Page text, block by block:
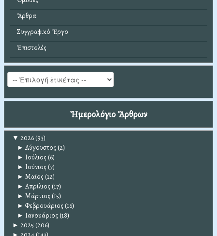
Ἄρθρα
Συγγραφικό Ἔργο
Ἐπιστολές
Ἡμερολόγιο Ἄρθρων
▼ 2026(93)
► Αύγουστος (2)
► Ιούλιος (6)
► Ιούνιος (7)
► Μαϊος (12)
► Απρίλιος (17)
► Μάρτιος (15)
► Φεβρουάριος (16)
► Ιανουάριος (18)
► 2025 (206)